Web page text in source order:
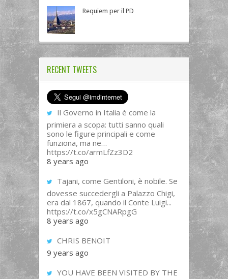
Requiem per il PD
RECENT TWEETS
Il Governo in Italia è come la
primiera a scopa: tutti sanno quali
sono le figure principali e come
funziona, ma ne…
https://t.co/armLfZz3D2
8 years ago
Tajani, come Gentiloni, è nobile. Se
dovesse succedergli a Palazzo Chigi,
era dal 1867, quando il Conte Luigi...
https://t.co/x5gCNARpgG
8 years ago
CHRIS BENOIT
9 years ago
YOU HAVE BEEN VISITED BY THE